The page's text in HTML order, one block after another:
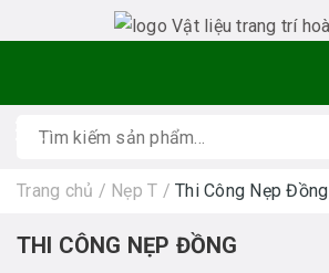
Trang chủ / Nẹp T / Thi Công Nẹp Đồng
THI CÔNG NẸP ĐỒNG